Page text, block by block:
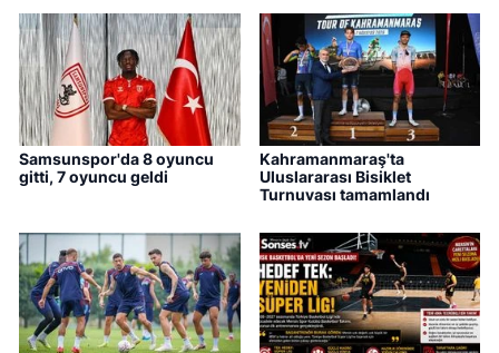
Samsunspor'da 8 oyuncu
gitti, 7 oyuncu geldi
Kahramanmaraş'ta
Uluslararası Bisiklet
Turnuvası tamamlandı